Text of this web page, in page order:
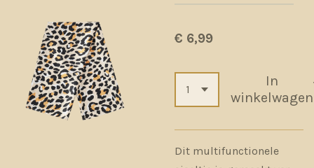
€ 6,99
In
winkelwagen
Dit multifunctionele